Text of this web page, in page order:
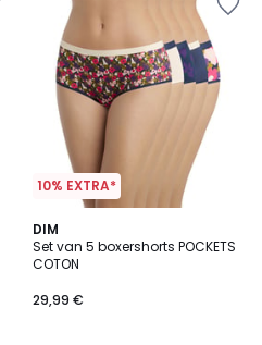
10% EXTRA*
DIM
Set van 5 boxershorts POCKETS
COTON
29,99 €
3
Kleuren